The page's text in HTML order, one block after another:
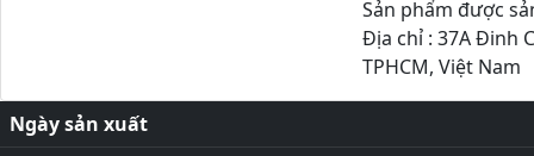
Sản phẩm được
Địa chỉ : 37A Đinh
TPHCM, Việt Nam
Ngày sản xuất